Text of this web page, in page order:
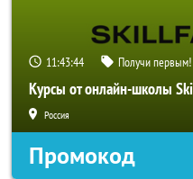
11:43:42 Получи первым!
Курсы от онлайн-школы
Россия
Промокод